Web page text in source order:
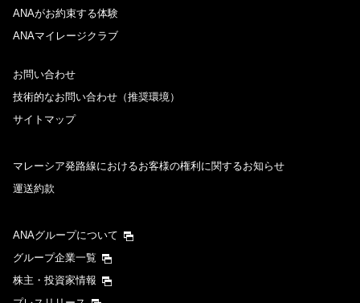
ANAがお約束する体験
ANAマイレージクラブ
お問い合わせ
技術的なお問い合わせ（推奨環境）
サイトマップ
マレーシア発路線におけるお客様の権利に関するお知らせ
運送約款
ANAグループについて
グループ企業一覧
株主・投資家情報